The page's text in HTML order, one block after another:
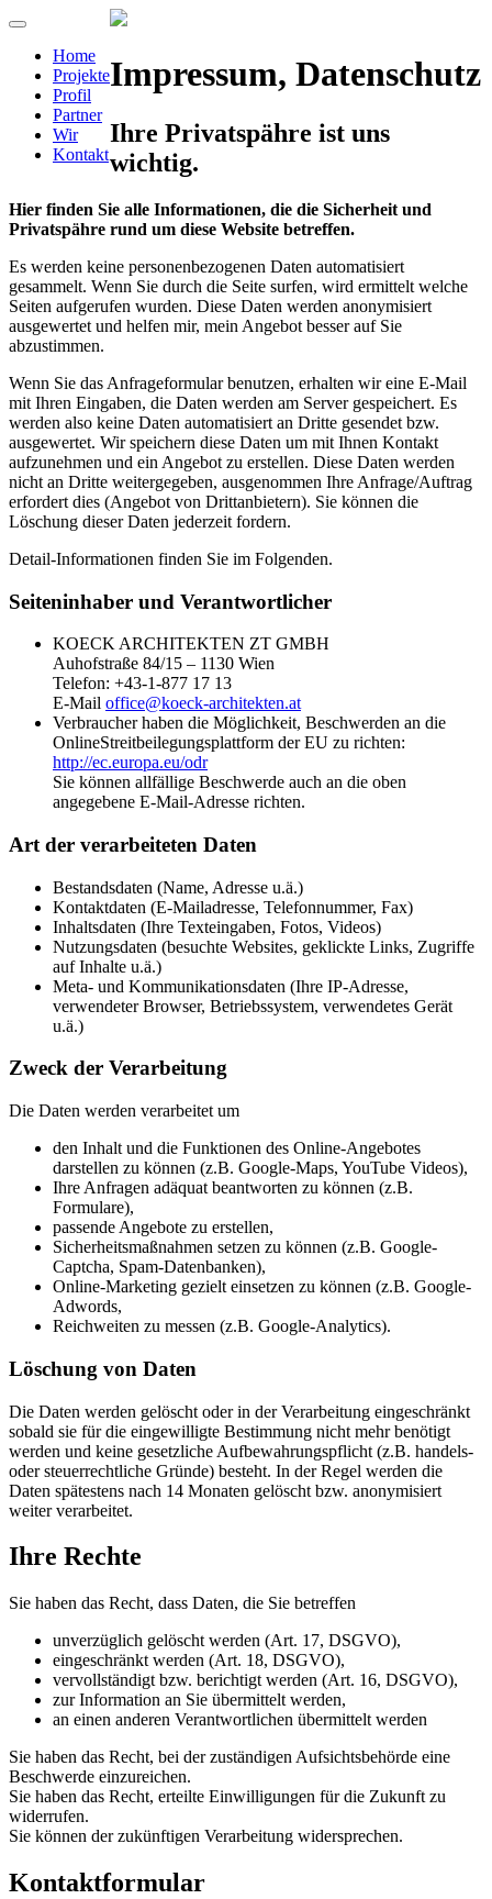
Home
Projekte
Profil
Partner
Wir
Kontakt
Impressum, Datenschutz
Ihre Privatspähre ist uns
wichtig.
Hier finden Sie alle Informationen, die die Sicherheit und
Privatspähre rund um diese Website betreffen.
Es werden keine personenbezogenen Daten automatisiert
gesammelt. Wenn Sie durch die Seite surfen, wird ermittelt welche
Seiten aufgerufen wurden. Diese Daten werden anonymisiert
ausgewertet und helfen mir, mein Angebot besser auf Sie
abzustimmen.
Wenn Sie das Anfrageformular benutzen, erhalten wir eine E-Mail
mit Ihren Eingaben, die Daten werden am Server gespeichert. Es
werden also keine Daten automatisiert an Dritte gesendet bzw.
ausgewertet. Wir speichern diese Daten um mit Ihnen Kontakt
aufzunehmen und ein Angebot zu erstellen. Diese Daten werden
nicht an Dritte weitergegeben, ausgenommen Ihre Anfrage/Auftrag
erfordert dies (Angebot von Drittanbietern). Sie können die
Löschung dieser Daten jederzeit fordern.
Detail-Informationen finden Sie im Folgenden.
Seiteninhaber und Verantwortlicher
KOECK ARCHITEKTEN ZT GMBH
Auhofstraße 84/15 – 1130 Wien
Telefon: +43-1-877 17 13
E-Mail office@koeck-architekten.at
Verbraucher haben die Möglichkeit, Beschwerden an die
OnlineStreitbeilegungsplattform der EU zu richten:
http://ec.europa.eu/odr
Sie können allfällige Beschwerde auch an die oben
angegebene E-Mail-Adresse richten.
Art der verarbeiteten Daten
Bestandsdaten (Name, Adresse u.ä.)
Kontaktdaten (E-Mailadresse, Telefonnummer, Fax)
Inhaltsdaten (Ihre Texteingaben, Fotos, Videos)
Nutzungsdaten (besuchte Websites, geklickte Links, Zugriffe
auf Inhalte u.ä.)
Meta- und Kommunikationsdaten (Ihre IP-Adresse,
verwendeter Browser, Betriebssystem, verwendetes Gerät
u.ä.)
Zweck der Verarbeitung
Die Daten werden verarbeitet um
den Inhalt und die Funktionen des Online-Angebotes
darstellen zu können (z.B. Google-Maps, YouTube Videos),
Ihre Anfragen adäquat beantworten zu können (z.B.
Formulare),
passende Angebote zu erstellen,
Sicherheitsmaßnahmen setzen zu können (z.B. Google-
Captcha, Spam-Datenbanken),
Online-Marketing gezielt einsetzen zu können (z.B. Google-
Adwords,
Reichweiten zu messen (z.B. Google-Analytics).
Löschung von Daten
Die Daten werden gelöscht oder in der Verarbeitung eingeschränkt
sobald sie für die eingewilligte Bestimmung nicht mehr benötigt
werden und keine gesetzliche Aufbewahrungspflicht (z.B. handels-
oder steuerrechtliche Gründe) besteht. In der Regel werden die
Daten spätestens nach 14 Monaten gelöscht bzw. anonymisiert
weiter verarbeitet.
Ihre Rechte
Sie haben das Recht, dass Daten, die Sie betreffen
unverzüglich gelöscht werden (Art. 17, DSGVO),
eingeschränkt werden (Art. 18, DSGVO),
vervollständigt bzw. berichtigt werden (Art. 16, DSGVO),
zur Information an Sie übermittelt werden,
an einen anderen Verantwortlichen übermittelt werden
Sie haben das Recht, bei der zuständigen Aufsichtsbehörde eine
Beschwerde einzureichen.
Sie haben das Recht, erteilte Einwilligungen für die Zukunft zu
widerrufen.
Sie können der zukünftigen Verarbeitung widersprechen.
Kontaktformular